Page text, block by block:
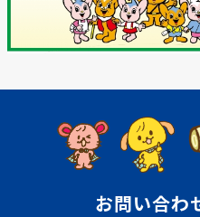
お問い合わ